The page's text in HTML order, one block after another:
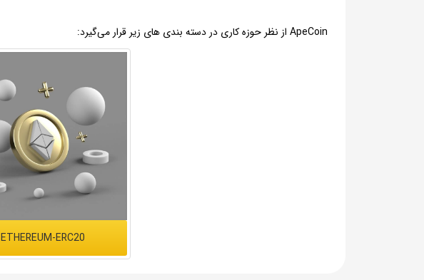
ApeCoin از نظر حوزه کاری در دسته بندی های زیر قرار می‌گیرد:
ETHEREUM-ERC20